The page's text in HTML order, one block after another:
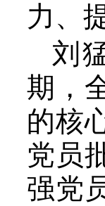
力、
刘
期，
的核
党员
强党